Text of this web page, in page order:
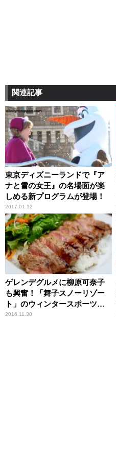
関連記事
東京ディズニーランドで『ア
ナと雪の女王』の名場面が楽
しめる新プログラムが登場！
2017.01.12
ゲレンデグルメに柳原可奈子
も興奮！「舞子スノーリゾー
ト」のウィンタースポーツ好
きのパパママに嬉しい取り組
2016.11.30